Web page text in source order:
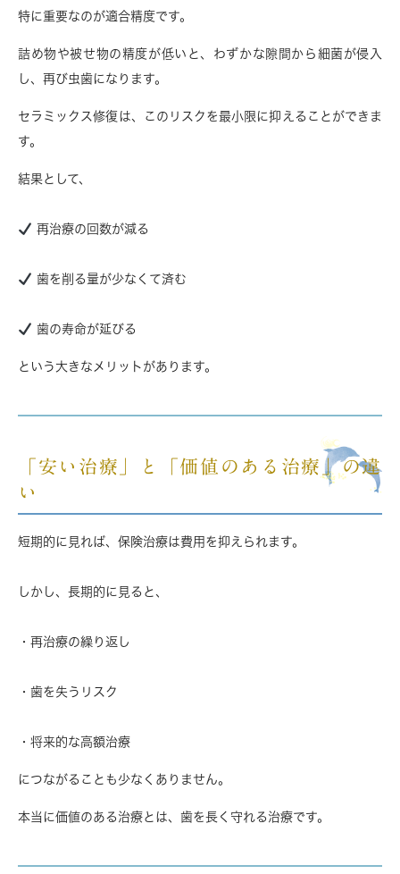
特に重要なのが適合精度です。
詰め物や被せ物の精度が低いと、わずかな隙間から細菌が侵入
し、再び虫歯になります。
セラミックス修復は、このリスクを最小限に抑えることができま
す。
結果として、
再治療の回数が減る
歯を削る量が少なくて済む
歯の寿命が延びる
という大きなメリットがあります。
「安い治療」と「価値のある治療」の違
い
短期的に見れば、保険治療は費用を抑えられます。
しかし、長期的に見ると、
・再治療の繰り返し
・歯を失うリスク
・将来的な高額治療
につながることも少なくありません。
本当に価値のある治療とは、歯を長く守れる治療です。